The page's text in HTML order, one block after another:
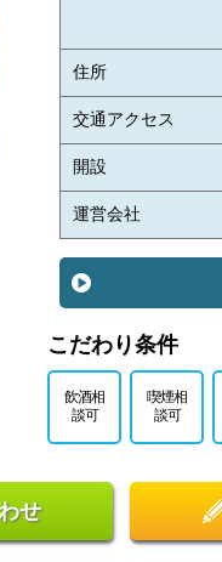
住所
交通アクセス
開設
運営会社
こだわり条件
飲酒相
談可
喫煙相
談可
せ